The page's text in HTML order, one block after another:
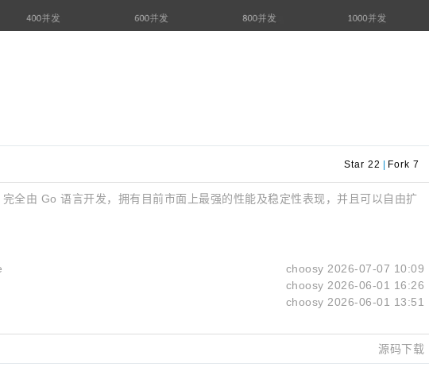
Star 22 Fork 7
全由 Go 语言开发，拥有目前市面上最强的性能及稳定性表现，并且可以自由扩
choosy 2026-07-07 10:09
choosy 2026-06-01 16:26
choosy 2026-06-01 13:51
源码下载